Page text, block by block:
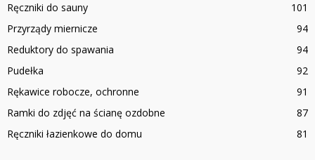
Ręczniki do sauny
101
Przyrządy miernicze
94
Reduktory do spawania
94
Pudełka
92
Rękawice robocze, ochronne
91
Ramki do zdjęć na ścianę ozdobne
87
Ręczniki łazienkowe do domu
81